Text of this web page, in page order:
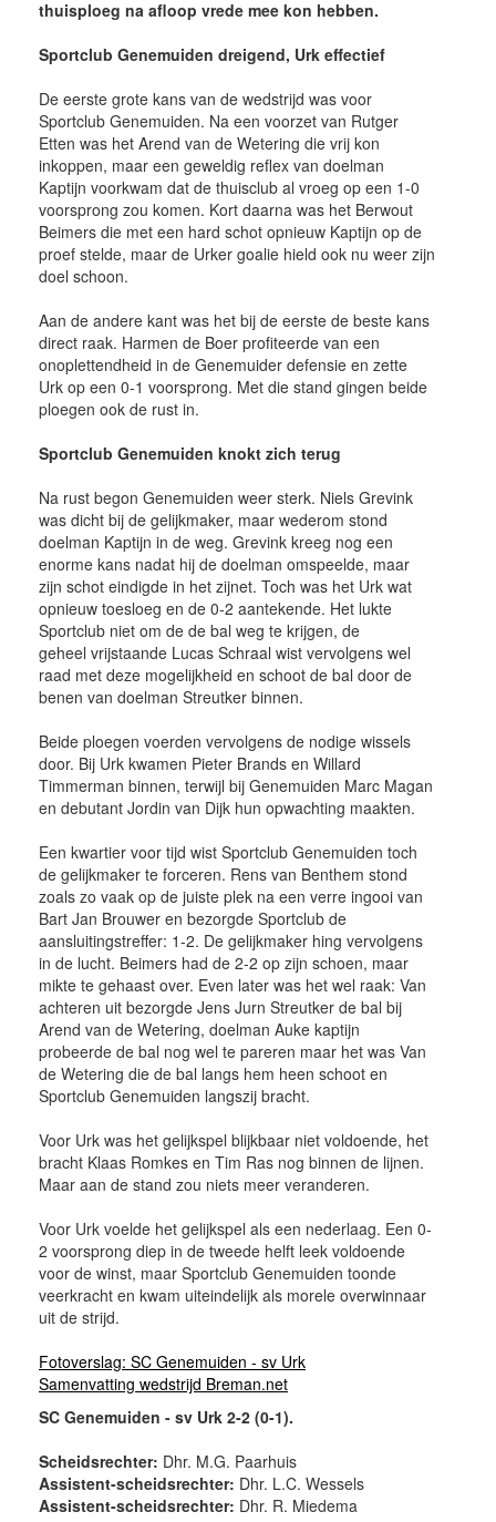
thuisploeg na afloop vrede mee kon hebben.
Sportclub Genemuiden dreigend, Urk effectief
De eerste grote kans van de wedstrijd was voor
Sportclub Genemuiden. Na een voorzet van Rutger
Etten was het Arend van de Wetering die vrij kon
inkoppen, maar een geweldig reflex van doelman
Kaptijn voorkwam dat de thuisclub al vroeg op een 1-0
voorsprong zou komen. Kort daarna was het Berwout
Beimers die met een hard schot opnieuw Kaptijn op de
proef stelde, maar de Urker goalie hield ook nu weer zijn
doel schoon.
Aan de andere kant was het bij de eerste de beste kans
direct raak. Harmen de Boer profiteerde van een
onoplettendheid in de Genemuider defensie en zette
Urk op een 0-1 voorsprong. Met die stand gingen beide
ploegen ook de rust in.
Sportclub Genemuiden knokt zich terug
Na rust begon Genemuiden weer sterk. Niels Grevink
was dicht bij de gelijkmaker, maar wederom stond
doelman Kaptijn in de weg. Grevink kreeg nog een
enorme kans nadat hij de doelman omspeelde, maar
zijn schot eindigde in het zijnet. Toch was het Urk wat
opnieuw toesloeg en de 0-2 aantekende. Het lukte
Sportclub niet om de de bal weg te krijgen, de
geheel vrijstaande Lucas Schraal wist vervolgens wel
raad met deze mogelijkheid en schoot de bal door de
benen van doelman Streutker binnen.
Beide ploegen voerden vervolgens de nodige wissels
door. Bij Urk kwamen Pieter Brands en Willard
Timmerman binnen, terwijl bij Genemuiden Marc Magan
en debutant Jordin van Dijk hun opwachting maakten.
Een kwartier voor tijd wist Sportclub Genemuiden toch
de gelijkmaker te forceren. Rens van Benthem stond
zoals zo vaak op de juiste plek na een verre ingooi van
Bart Jan Brouwer en bezorgde Sportclub de
aansluitingstreffer: 1-2. De gelijkmaker hing vervolgens
in de lucht. Beimers had de 2-2 op zijn schoen, maar
mikte te gehaast over. Even later was het wel raak: Van
achteren uit bezorgde Jens Jurn Streutker de bal bij
Arend van de Wetering, doelman Auke kaptijn
probeerde de bal nog wel te pareren maar het was Van
de Wetering die de bal langs hem heen schoot en
Sportclub Genemuiden langszij bracht.
Voor Urk was het gelijkspel blijkbaar niet voldoende, het
bracht Klaas Romkes en Tim Ras nog binnen de lijnen.
Maar aan de stand zou niets meer veranderen.
Voor Urk voelde het gelijkspel als een nederlaag. Een 0-
2 voorsprong diep in de tweede helft leek voldoende
voor de winst, maar Sportclub Genemuiden toonde
veerkracht en kwam uiteindelijk als morele overwinnaar
uit de strijd.
Fotoverslag: SC Genemuiden - sv Urk
Samenvatting wedstrijd Breman.net
SC Genemuiden - sv Urk 2-2 (0-1).
Scheidsrechter: Dhr. M.G. Paarhuis
Assistent-scheidsrechter: Dhr. L.C. Wessels
Assistent-scheidsrechter: Dhr. R. Miedema